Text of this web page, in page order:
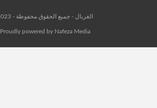
الغربال - جميع الحقوق محفوظة - 2023
Proudly powered by Nafeza Media